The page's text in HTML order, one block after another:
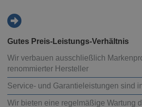
Gutes Preis-Leistungs-Verhältnis
Wir verbauen ausschließlich
renommierter Hersteller
Service- und Garantieleistungen sind
Wir bieten eine regelmäßige Wartung